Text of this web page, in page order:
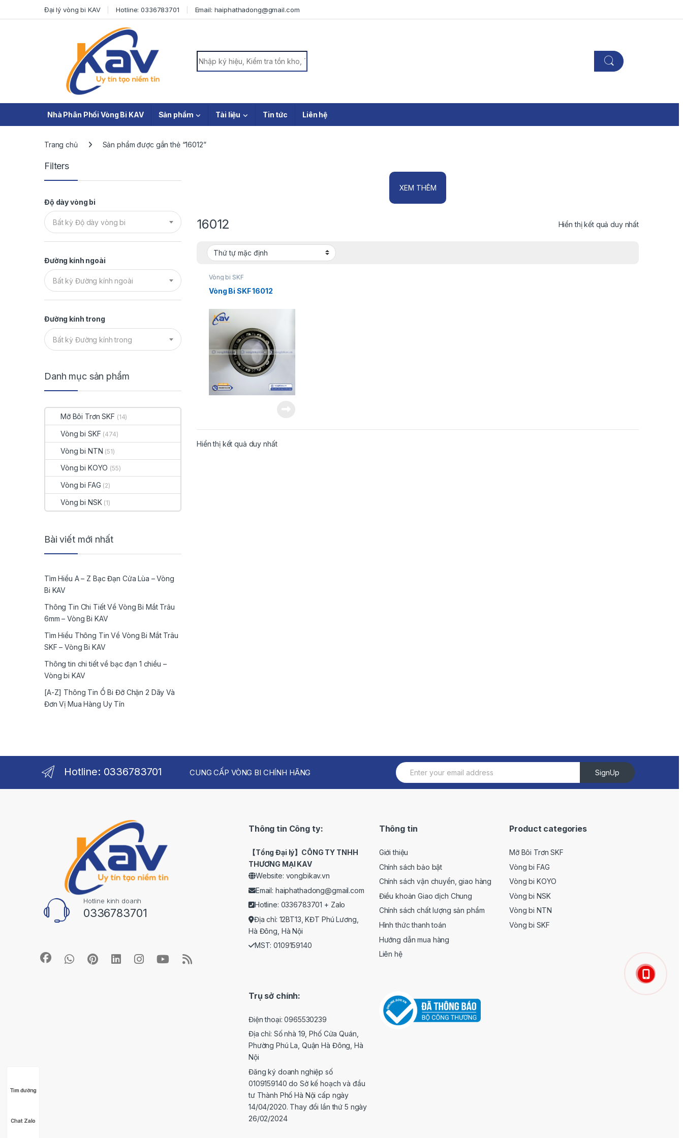
Skip to navigation
Skip to contentĐại lý vòng bi KAV Hotline: 0336783701 Email: haiphathadong@gmail.com
Search for:
Nhà Phân Phối Vòng Bi KAV Sản phẩm Tài liệu Tin tức Liên hệ
Trang chủ Sản phẩm được gắn thẻ “16012”
XEM THÊM
16012 Hiển thị kết quả duy nhất
Vòng bi SKF
Vòng Bi SKF 16012
Hiển thị kết quả duy nhất
Filters
Độ dày vòng bi
Bất kỳ Độ dày vòng bi
Đường kính ngoài
Bất kỳ Đường kính ngoài
Đường kính trong
Bất kỳ Đường kính trong
Danh mục sản phẩm
Mỡ Bôi Trơn SKF (14)
Vòng bi SKF (474)
Vòng bi NTN (51)
Vòng bi KOYO (55)
Vòng bi FAG (2)
Vòng bi NSK (1)
Bài viết mới nhất
Tìm Hiểu A – Z Bạc Đạn Cửa Lùa – Vòng
Bi KAV
Thông Tin Chi Tiết Về Vòng Bi Mắt Trâu
6mm – Vòng Bi KAV
Tìm Hiểu Thông Tin Về Vòng Bi Mắt Trâu
SKF – Vòng Bi KAV
Thông tin chi tiết về bạc đạn 1 chiều –
Vòng bi KAV
[A-Z] Thông Tin Ổ Bi Đỡ Chặn 2 Dãy Và
Đơn Vị Mua Hàng Uy Tín
Hotline: 0336783701 CUNG CẤP VÒNG BI CHÍNH HÃNG SignUp
Hotline kinh doanh
0336783701
Thông tin Công ty:
【Tổng Đại lý】CÔNG TY TNHH
THƯƠNG MẠI KAV
Website: vongbikav.vn
Email: haiphathadong@gmail.com
Hotline: 0336783701 + Zalo
Địa chỉ: 12BT13, KĐT Phú Lương,
Hà Đông, Hà Nội
MST: 0109159140
Thông tin
Giới thiệu
Chính sách bảo bật
Chính sách vận chuyển, giao hàng
Điều khoản Giao dịch Chung
Chính sách chất lượng sản phẩm
Hình thức thanh toán
Hướng dẫn mua hàng
Liên hệ
Product categories
Mỡ Bôi Trơn SKF
Vòng bi FAG
Vòng bi KOYO
Vòng bi NSK
Vòng bi NTN
Vòng bi SKF
Trụ sở chính:
Điện thoại: 0965530239
Địa chỉ: Số nhà 19, Phố Cửa Quán,
Phường Phú La, Quận Hà Đông, Hà
Nội
Đăng ký doanh nghiệp số
0109159140 do Sở kế hoạch và đầu
tư Thành Phố Hà Nội cấp ngày
14/04/2020. Thay đổi lần thứ 5 ngày
26/02/2024
Tìm đường
Chat Zalo